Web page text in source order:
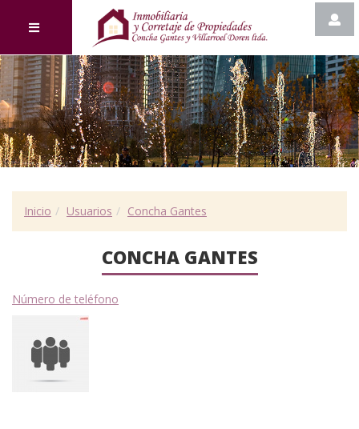
Inicio Usuarios Concha Gantes
CONCHA GANTES
Número de teléfono